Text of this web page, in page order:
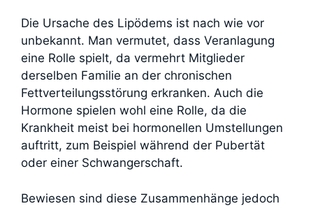
Die Ursache des Lipödems ist nach wie vor
unbekannt. Man vermutet, dass Veranlagung
eine Rolle spielt, da vermehrt Mitglieder
derselben Familie an der chronischen
Fettverteilungsstörung erkranken. Auch die
Hormone spielen wohl eine Rolle, da die
Krankheit meist bei hormonellen Umstellungen
auftritt, zum Beispiel während der Pubertät
oder einer Schwangerschaft.
Bewiesen sind diese Zusammenhänge jedoch